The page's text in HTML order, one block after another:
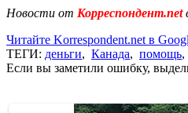
Новости от Корреспондент.net
Читайте Korrespondent.net в
ТЕГИ: деньги, Канада, помощь,
Если вы заметили ошибку,